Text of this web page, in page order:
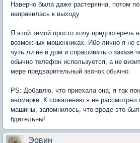
Наверно была даже растерянна, потом
направилась к выходу
Я этой темой просто хочу предостеречь
возможных мошенниках. Ибо лично я не
чуть ли не в дом и спрашивать о заказе
обычно телефон используется, а не
мере предварительный звонок обычно.
PS: Добавлю, что приехала она, я так
иномарке. К сожалению я не рассмотрел
машины, запомнилось, что вроде это
бдительны!
Эовин